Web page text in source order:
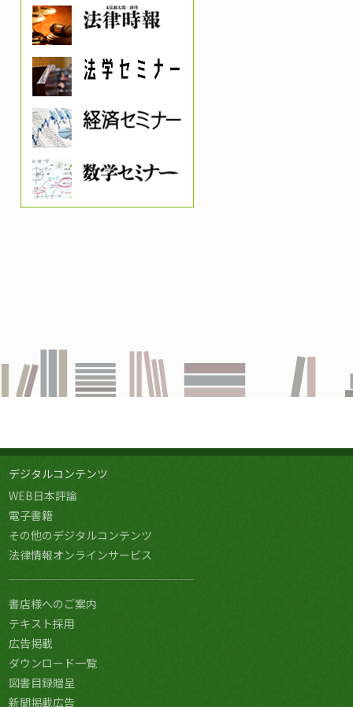
デジタルコンテンツ
WEB日本評論
電子書籍
その他のデジタルコンテンツ
法律情報オンラインサービス
書店様へのご案内
テキスト採用
広告掲載
ダウンロード一覧
図書目録贈呈
新聞掲載広告